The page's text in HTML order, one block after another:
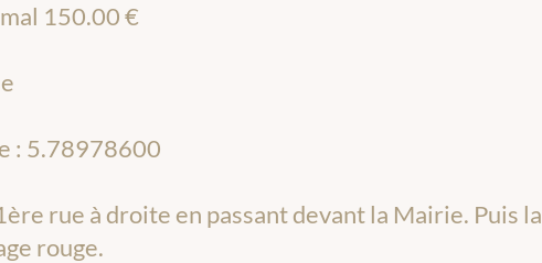
150.00 €
: 5.78978600
rue à droite en passant devant la Mairie. Puis
rouge.